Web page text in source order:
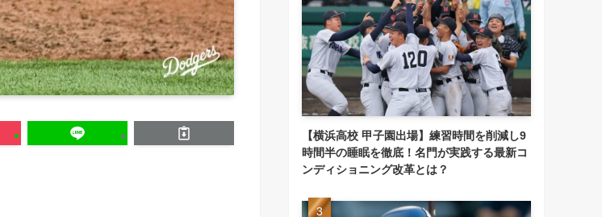
【横浜高校 甲子園出場】練習時間を削減し9
時間半の睡眠を徹底！名門が実践する最新コ
ンディショニング改革とは？